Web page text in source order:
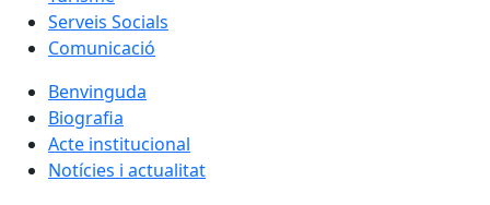
Serveis Socials
Comunicació
Benvinguda
Biografia
Acte institucional
Notícies i actualitat